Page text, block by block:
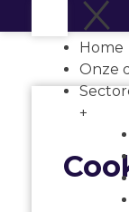
Home
Onze
+